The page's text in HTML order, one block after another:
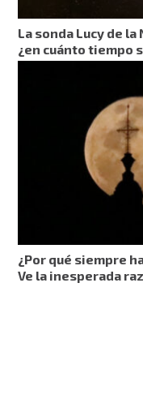
La sonda Lucy de la
¿en cuánto tiempo
¿Por qué siempre
Ve la inesperada